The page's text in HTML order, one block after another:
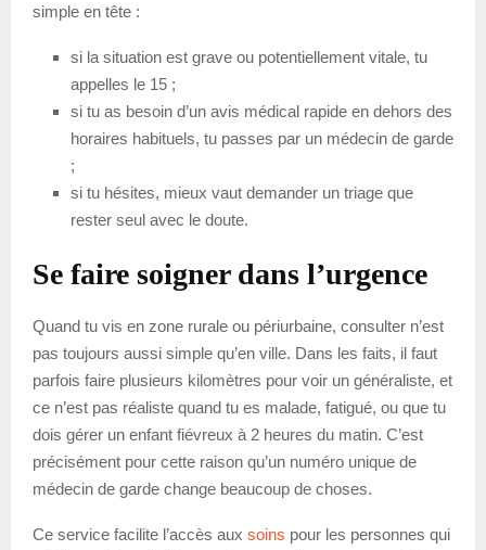
simple en tête :
si la situation est grave ou potentiellement vitale, tu
appelles le 15 ;
si tu as besoin d’un avis médical rapide en dehors des
horaires habituels, tu passes par un médecin de garde
;
si tu hésites, mieux vaut demander un triage que
rester seul avec le doute.
Se faire soigner dans l’urgence
Quand tu vis en zone rurale ou périurbaine, consulter n’est
pas toujours aussi simple qu’en ville. Dans les faits, il faut
parfois faire plusieurs kilomètres pour voir un généraliste, et
ce n’est pas réaliste quand tu es malade, fatigué, ou que tu
dois gérer un enfant fiévreux à 2 heures du matin. C’est
précisément pour cette raison qu’un numéro unique de
médecin de garde change beaucoup de choses.
Ce service facilite l’accès aux soins pour les personnes qui